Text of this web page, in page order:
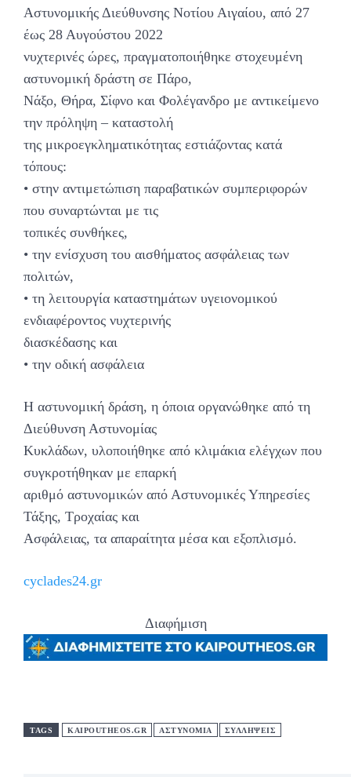
Αστυνομικής Διεύθυνσης Νοτίου Αιγαίου, από 27
έως 28 Αυγούστου 2022
νυχτερινές ώρες, πραγματοποιήθηκε στοχευμένη
αστυνομική δράστη σε Πάρο,
Νάξο, Θήρα, Σίφνο και Φολέγανδρο με αντικείμενο
την πρόληψη – καταστολή
της μικροεγκληματικότητας εστιάζοντας κατά
τόπους:
• στην αντιμετώπιση παραβατικών συμπεριφορών
που συναρτώνται με τις
τοπικές συνθήκες,
• την ενίσχυση του αισθήματος ασφάλειας των
πολιτών,
• τη λειτουργία καταστημάτων υγειονομικού
ενδιαφέροντος νυχτερινής
διασκέδασης και
• την οδική ασφάλεια
Η αστυνομική δράση, η όποια οργανώθηκε από τη
Διεύθυνση Αστυνομίας
Κυκλάδων, υλοποιήθηκε από κλιμάκια ελέγχων που
συγκροτήθηκαν με επαρκή
αριθμό αστυνομικών από Αστυνομικές Υπηρεσίες
Τάξης, Τροχαίας και
Ασφάλειας, τα απαραίτητα μέσα και εξοπλισμό.
cyclades24.gr
Διαφήμιση
TAGS KAIPOUTHEOS.GR ΑΣΤΥΝΟΜΙΑ ΣΥΛΛΗΨΕΙΣ